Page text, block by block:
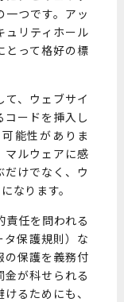
つです。アッ
ュリティホール
とって格好の標
、ウェブサイ
コードを挿入し
能性がありま
マルウェアに感
けでなく、ウ
なります。
任を問われる
保護規則）な
の保護を義務付
が科せられる
るためにも、